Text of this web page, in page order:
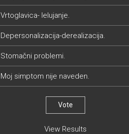
Vrtoglavica- lelujanje.
Depersonalizacija-derealizacija.
Stomačni problemi.
Moj simptom nije naveden.
View Results